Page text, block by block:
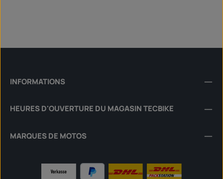
INFORMATIONS
HEURES D'OUVERTURE DU MAGASIN TECBIKE
MARQUES DE MOTOS